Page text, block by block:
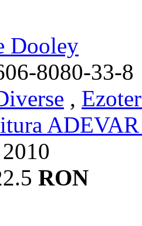
Dooley
8080-33-8
,
2010
RON